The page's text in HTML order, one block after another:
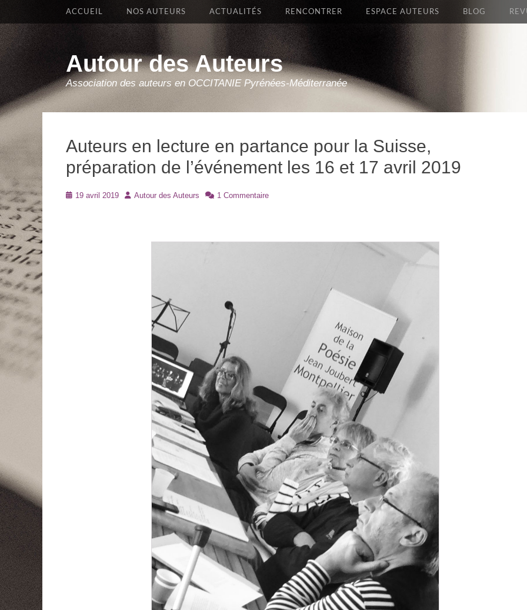
Autour des Auteurs
Association des auteurs en OCCITANIE Pyrénées-Méditerranée
Premier Menu
Aller
ACCUEIL NOS AUTEURS ACTUALITÉS RENCONTRER ESPACE AUTEURS BLOG
Auteurs en lecture en partance pour la Suisse,
préparation de l’événement les 16 et 17 avril 2019
Posté19 avril 2019 Auteur
Autour des Auteurs 1 Commentaire